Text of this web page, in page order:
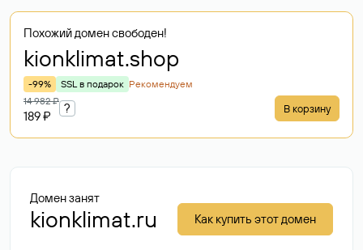
Похожий домен свободен!
kionklimat.shop
-99% SSL в подарок Рекомендуем
14 982 ₽
189 ₽
? В корзину
Домен занят
kionklimat.ru Как купить этот домен